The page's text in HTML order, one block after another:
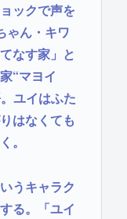
ックで声を
ゃん・キワ
なす家」と
“マヨイ
ユイはふた
はなくても
。
うキャラク
る。「ユイ